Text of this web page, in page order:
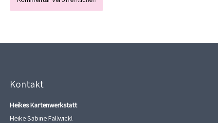
Kontakt
Heikes Kartenwerkstatt
Heike Sabine Fallwickl